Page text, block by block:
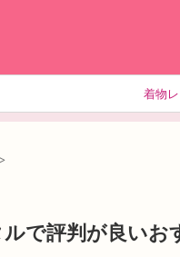
着物
>
ルで評判が良いお